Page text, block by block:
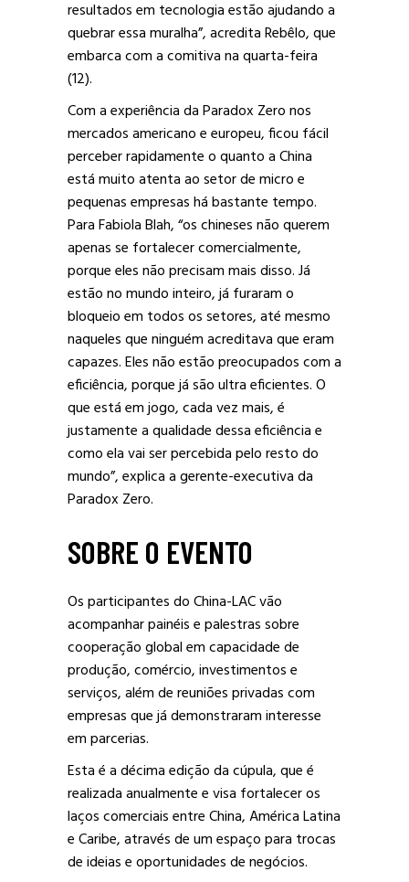
resultados em tecnologia estão ajudando a
quebrar essa muralha”, acredita Rebêlo, que
embarca com a comitiva na quarta-feira
(12).
Com a experiência da Paradox Zero nos
mercados americano e europeu, ficou fácil
perceber rapidamente o quanto a China
está muito atenta ao setor de micro e
pequenas empresas há bastante tempo.
Para Fabiola Blah, “os chineses não querem
apenas se fortalecer comercialmente,
porque eles não precisam mais disso. Já
estão no mundo inteiro, já furaram o
bloqueio em todos os setores, até mesmo
naqueles que ninguém acreditava que eram
capazes. Eles não estão preocupados com a
eficiência, porque já são ultra eficientes. O
que está em jogo, cada vez mais, é
justamente a qualidade dessa eficiência e
como ela vai ser percebida pelo resto do
mundo”, explica a gerente-executiva da
Paradox Zero.
SOBRE O EVENTO
Os participantes do China-LAC vão
acompanhar painéis e palestras sobre
cooperação global em capacidade de
produção, comércio, investimentos e
serviços, além de reuniões privadas com
empresas que já demonstraram interesse
em parcerias.
Esta é a décima edição da cúpula, que é
realizada anualmente e visa fortalecer os
laços comerciais entre China, América Latina
e Caribe, através de um espaço para trocas
de ideias e oportunidades de negócios.